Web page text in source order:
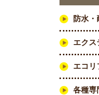
防水・
エクス
エコリ
各種専